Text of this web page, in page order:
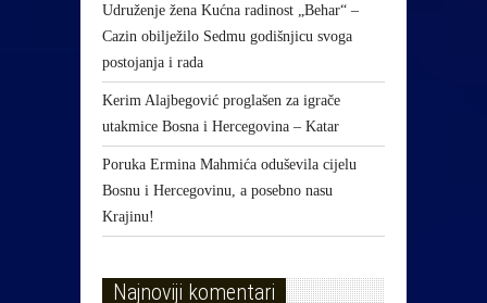
Udruženje žena Kućna radinost „Behar“ –
Cazin obilježilo Sedmu godišnjicu svoga
postojanja i rada
Kerim Alajbegović proglašen za igrače
utakmice Bosna i Hercegovina – Katar
Poruka Ermina Mahmića oduševila cijelu
Bosnu i Hercegovinu, a posebno nasu
Krajinu!
Najnoviji komentari